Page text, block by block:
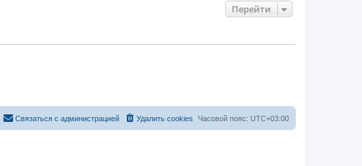
Перейти
Часовой пояс: UTC+03:00
Удалить cookies
Связаться с администрацией